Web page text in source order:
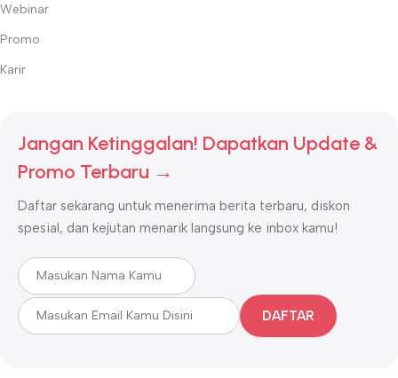
Webinar
Promo
Karir
Jangan Ketinggalan! Dapatkan Update &
Promo Terbaru →
Daftar sekarang untuk menerima berita terbaru, diskon
spesial, dan kejutan menarik langsung ke inbox kamu!
DAFTAR